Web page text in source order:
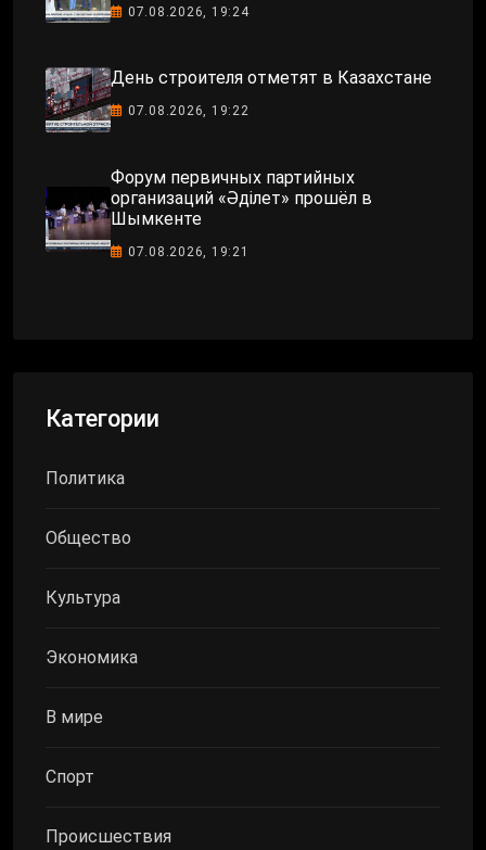
07.08.2026, 19:24
День строителя отметят в Казахстане
07.08.2026, 19:22
Форум первичных партийных
организаций «Әділет» прошёл в
Шымкенте
07.08.2026, 19:21
Категории
Политика
Общество
Культура
Экономика
В мире
Спорт
Происшествия